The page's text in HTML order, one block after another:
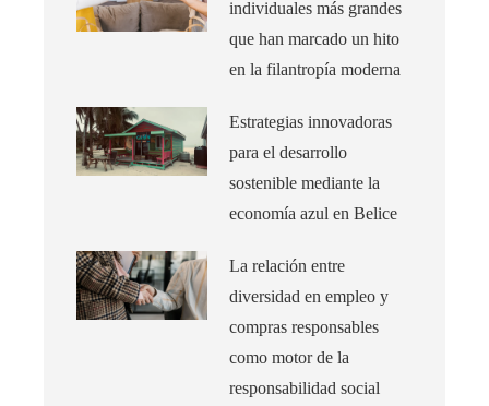
individuales más grandes
que han marcado un hito
en la filantropía moderna
Estrategias innovadoras
para el desarrollo
sostenible mediante la
economía azul en Belice
La relación entre
diversidad en empleo y
compras responsables
como motor de la
responsabilidad social